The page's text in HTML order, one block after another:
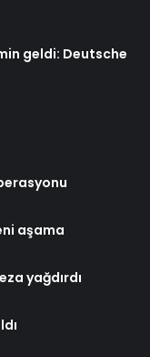
geldi: Deutsche
aşama
yağdırdı